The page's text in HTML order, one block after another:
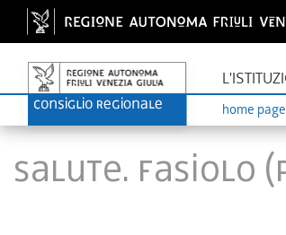
home page
SALUTE. FASIOLO